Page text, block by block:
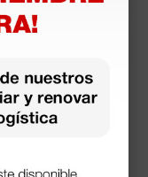
3M Soft-Cast